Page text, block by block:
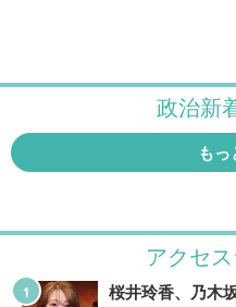
アクセ
桜井玲香、乃木